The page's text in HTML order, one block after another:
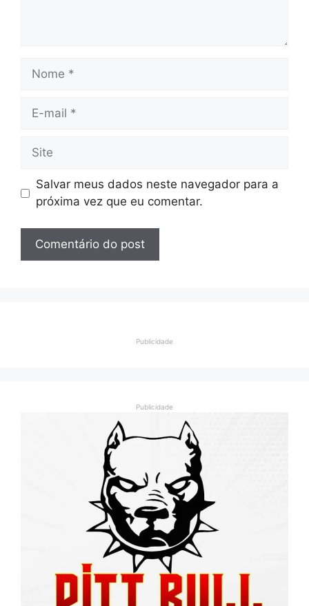
Nome
Site
Salvar meus dados neste navegador para a
próxima vez que eu comentar.
Publicidade
Publicidade